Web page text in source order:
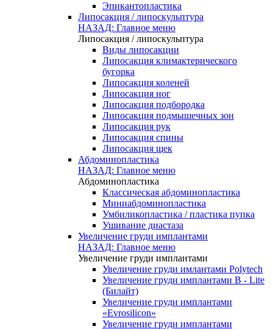
Эпикантопластика
Липосакция / липоскульптура
НАЗАД: Главное меню
Липосакция / липоскульптура
Виды липосакции
Липосакция климактерического
бугорка
Липосакция коленей
Липосакция ног
Липосакция подбородка
Липосакция подмышечных зон
Липосакция рук
Липосакция спины
Липосакция щек
Абдоминопластика
НАЗАД: Главное меню
Абдоминопластика
Классическая абдоминопластика
Миниабдоминопластика
Умбиликопластика / пластика пупка
Ушивание диастаза
Увеличение груди имплантами
НАЗАД: Главное меню
Увеличение груди имплантами
Увеличение груди имлантами Polytech
Увеличение груди имплантами B - Lite
(Билайт)
Увеличение груди имплантами
«Evrosilicon»
Увеличение груди имплантами